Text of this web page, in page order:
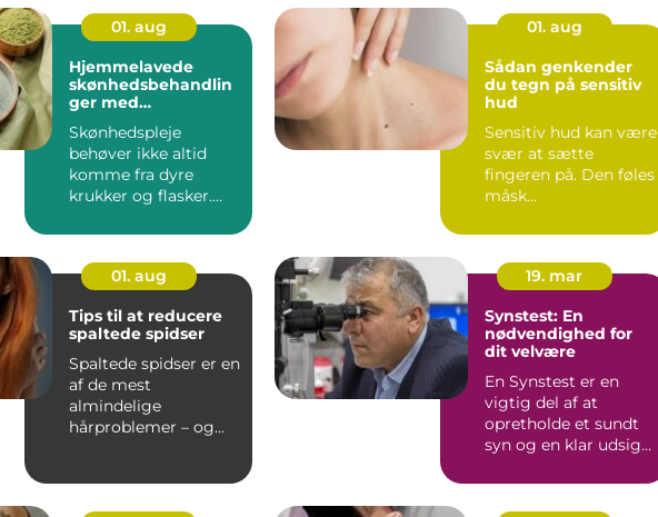
01. aug
Hjemmelavede
skønhedsbehandlin
ger med
køkkenet
Skønhedspleje
behøver ikke altid
komme fra dyre
krukker og flasker.
01. aug
Sådan genkender
du tegn på sensitiv
hud
Sensitiv hud kan være
svær at sætte
fingeren på. Den føles
måsk...
01. aug
Tips til at reducere
spaltede spidser
Spaltede spidser er en
af de mest
almindelige
hårproblemer – og
19. mar
Synstest: En
nødvendighed for
dit velvære
En Synstest er en
vigtig del af at
opretholde et sundt
syn og en klar udsigt